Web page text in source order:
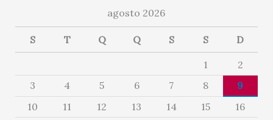
agosto 2026
S T Q Q S S D
1
2
3
4 5 6 7 8
9
10
11 12 13 14 15
16